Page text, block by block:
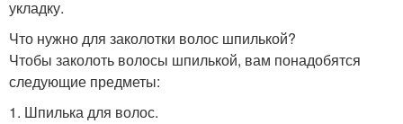
укладку.
Что нужно для заколотки волос шпилькой?
Чтобы заколоть волосы шпилькой, вам понадобятся
следующие предметы:
1. Шпилька для волос.